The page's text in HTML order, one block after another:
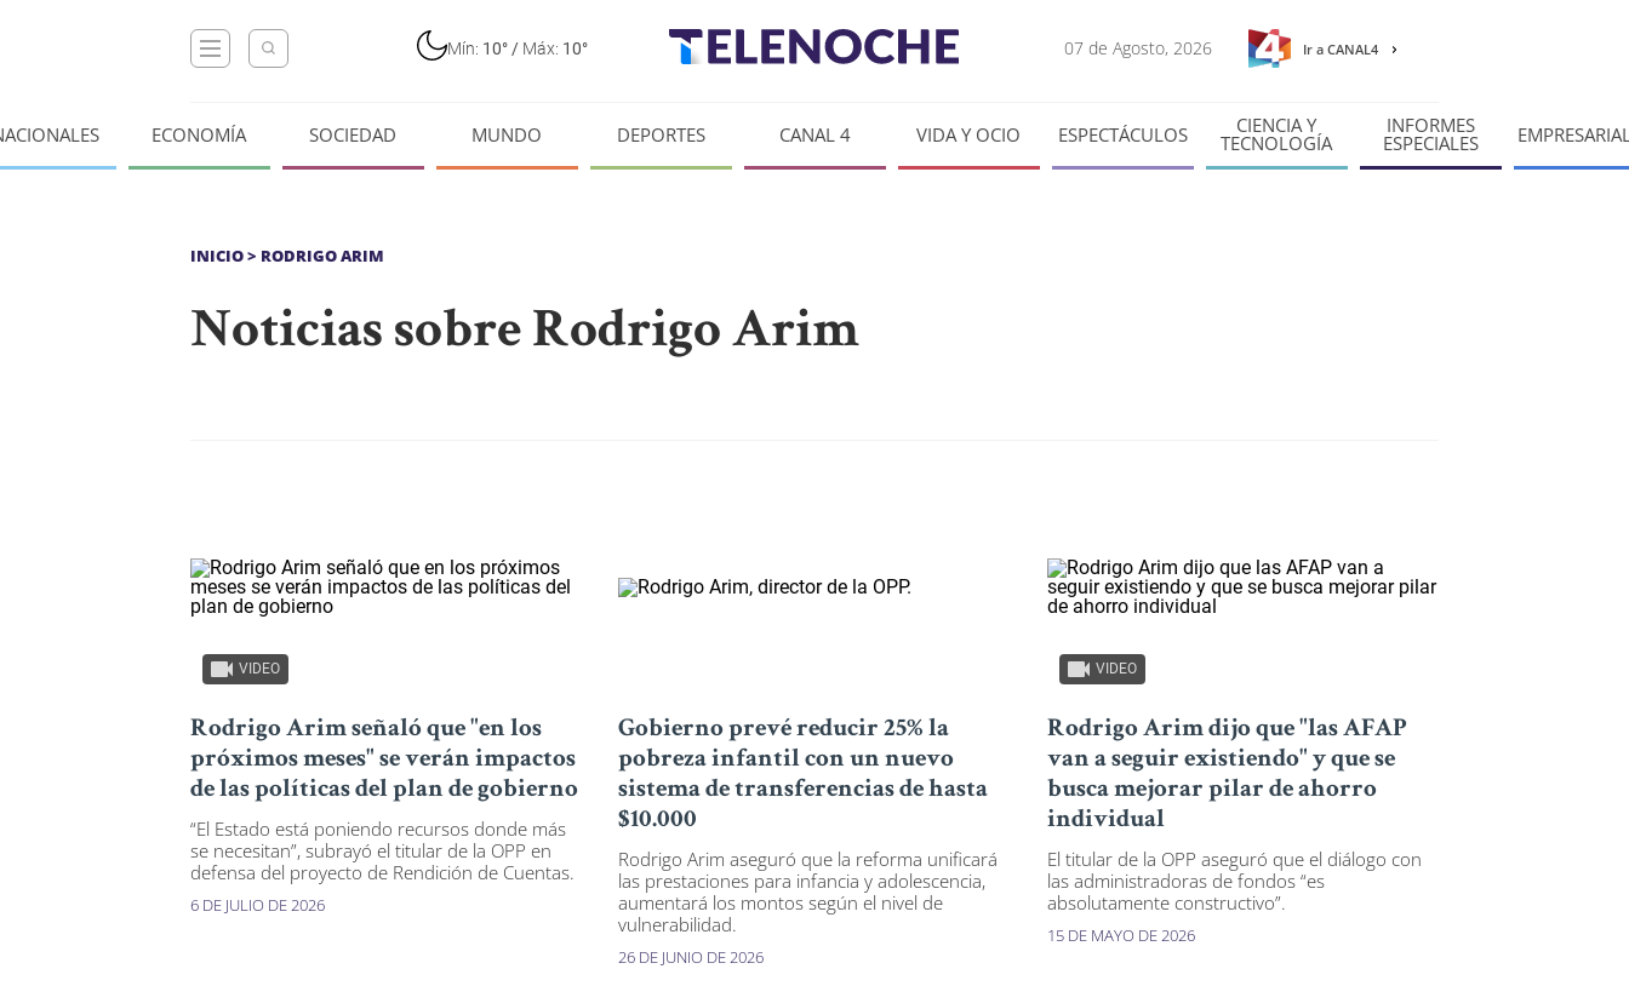
Mín: 10° / Máx: 10° 07 de Agosto, 2026 Ir a CANAL4
ECONOMÍA SOCIEDAD MUNDO DEPORTES CANAL 4 VIDA Y OCIO ESPECTÁCULOS CIENCIA Y
TECNOLOGÍA
INFORMES
ESPECIALES
INICIO> RODRIGO ARIM
Noticias sobre Rodrigo Arim
VIDEO
Rodrigo Arim señaló que "en los
próximos meses" se verán impactos
de las políticas del plan de gobierno
“El Estado está poniendo recursos donde más
se necesitan”, subrayó el titular de la OPP en
defensa del proyecto de Rendición de Cuentas.
6 DE JULIO DE 2026
Gobierno prevé reducir 25% la
pobreza infantil con un nuevo
sistema de transferencias de hasta
$10.000
Rodrigo Arim aseguró que la reforma unificará
las prestaciones para infancia y adolescencia,
aumentará los montos según el nivel de
vulnerabilidad.
26 DE JUNIO DE 2026
VIDEO
Rodrigo Arim dijo que "las AFAP
van a seguir existiendo" y que se
busca mejorar pilar de ahorro
individual
El titular de la OPP aseguró que el diálogo con
las administradoras de fondos “es
absolutamente constructivo”.
15 DE MAYO DE 2026